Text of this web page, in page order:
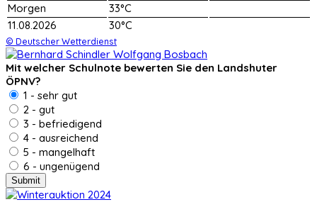
Morgen
33°C
11.08.2026
30°C
© Deutscher Wetterdienst
Mit welcher Schulnote bewerten Sie den Landshuter
ÖPNV?
1 - sehr gut
2 - gut
3 - befriedigend
4 - ausreichend
5 - mangelhaft
6 - ungenügend